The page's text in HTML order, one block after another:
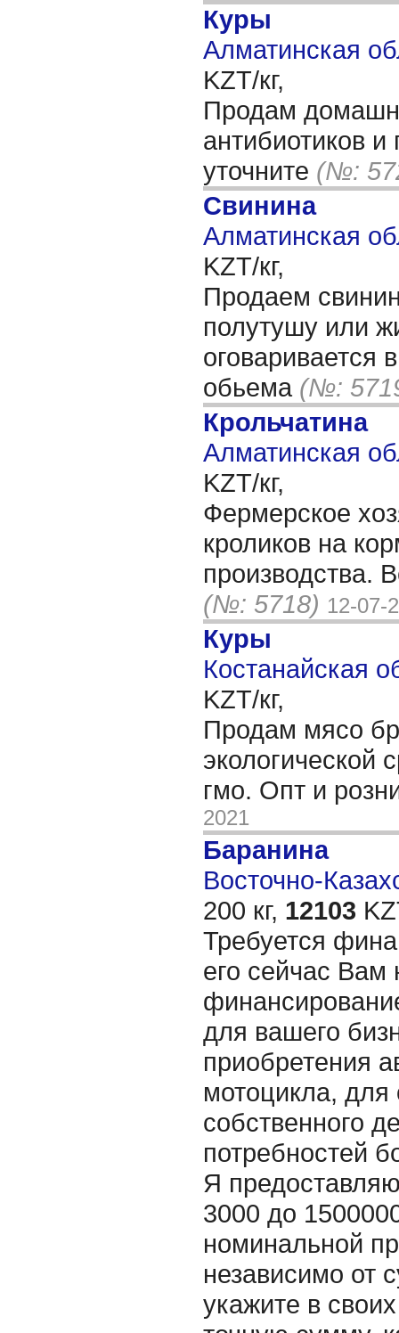
Куры
Алматинская
KZT/кг,
Продам
антибиотиков
уточните (№:
Свинина
Алматинская
KZT/кг,
Продаем
полутушу или
оговаривается
обьема (№:
Крольчатина
Алматинская
KZT/кг,
Фермерское
кроликов на
производства.
(№: 5718) 12-07-
Куры
Костанайская
KZT/кг,
Продам мясо
экологической
гмо. Опт и
2021
Баранина
Восточно-
200 кг, 12103
Требуется
его сейчас Вам
для вашего
приобретения
мотоцикла, для
собственного
потребностей
Я
3000 до
номинальной
независимо от
укажите в